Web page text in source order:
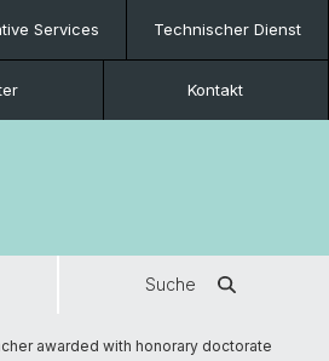
Services Technischer Dienst
Kontakt
Suche
awarded with honorary doctorate